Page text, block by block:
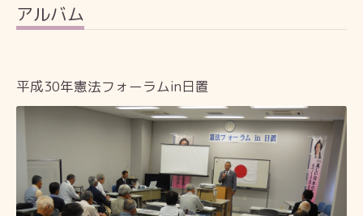
アルバム
平成30年憲法フォーラムin日置